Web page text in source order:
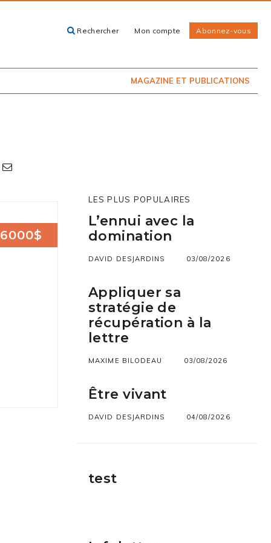
Rechercher Mon compte Abonnez-vous
MAGAZINE ET PUBLICATIONS
EN KIOSQUE
6000$
LES PLUS POPULAIRES
L’ennui avec la
domination
DAVID DESJARDINS 03/08/2026
Appliquer sa
stratégie de
récupération à la
lettre
MAXIME BILODEAU 03/08/2026
Être vivant
DAVID DESJARDINS 04/08/2026
test